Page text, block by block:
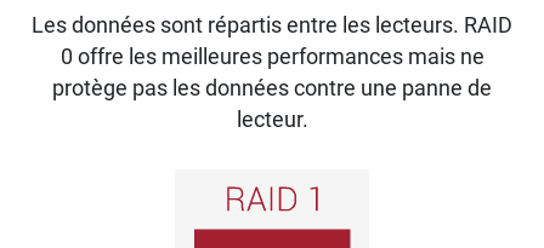
Les données sont répartis entre les lecteurs. RAID
0 offre les meilleures performances mais ne
protège pas les données contre une panne de
lecteur.